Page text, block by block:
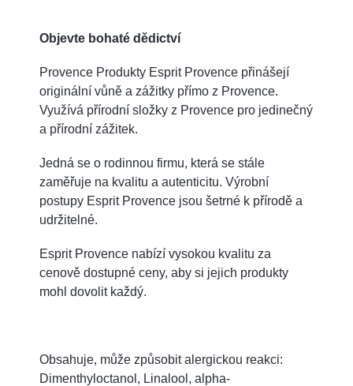
Objevte bohaté dědictví
Provence Produkty Esprit Provence přinášejí
originální vůně a zážitky přímo z Provence.
Využívá přírodní složky z Provence pro jedinečný
a přírodní zážitek.
Jedná se o rodinnou firmu, která se stále
zaměřuje na kvalitu a autenticitu. Výrobní
postupy Esprit Provence jsou šetrné k přírodě a
udržitelné.
Esprit Provence nabízí vysokou kvalitu za
cenově dostupné ceny, aby si jejich produkty
mohl dovolit každý.
Obsahuje, může způsobit alergickou reakci:
Dimenthyloctanol, Linalool, alpha-